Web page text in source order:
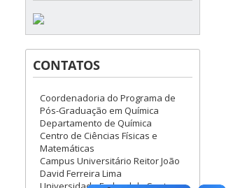
CONTATOS
Coordenadoria do Programa de
Pós-Graduação em Química
Departamento de Química
Centro de Ciências Físicas e
Matemáticas
Campus Universitário Reitor João
David Ferreira Lima